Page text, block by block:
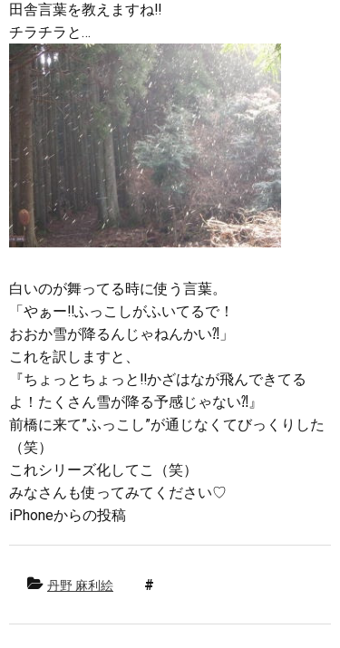
田舎言葉を教えますね‼︎
チラチラと…
白いのが舞ってる時に使う言葉。
「やぁー‼︎ふっこしがふいてるで！
おおか雪が降るんじゃねんかい⁈」
これを訳しますと、
『ちょっとちょっと‼︎かざはなが飛んできてる
よ！たくさん雪が降る予感じゃない⁈』
前橋に来て”ふっこし”が通じなくてびっくりした
（笑）
これシリーズ化してこ（笑）
みなさんも使ってみてください♡
iPhoneからの投稿
丹野 麻利絵